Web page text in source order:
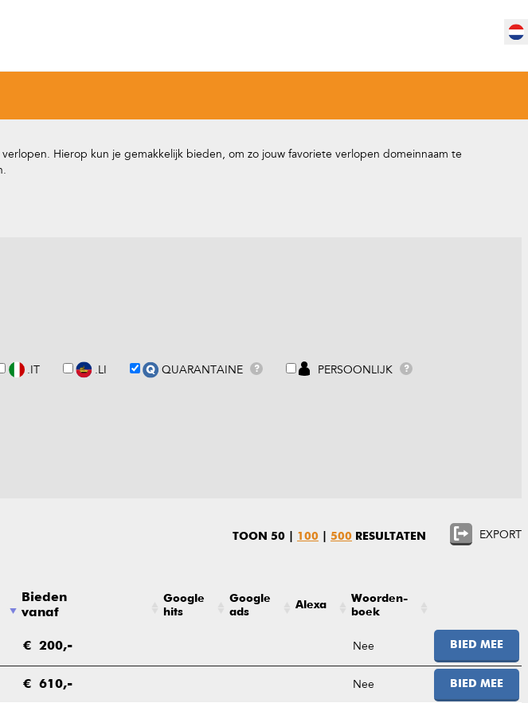
Hierop kun je gemakkelijk bieden, om zo jouw favoriete verlopen domeinnaam te
.IT .LI QUARANTAINE ? PERSOONLIJK ?
EXPORT
TOON 50 100 500 RESULTATEN
Bieden
vanaf
Google
hits
Google
ads
Alexa
Woorden-
boek
€ 200,- Nee BIED MEE
€ 610,- Nee BIED MEE